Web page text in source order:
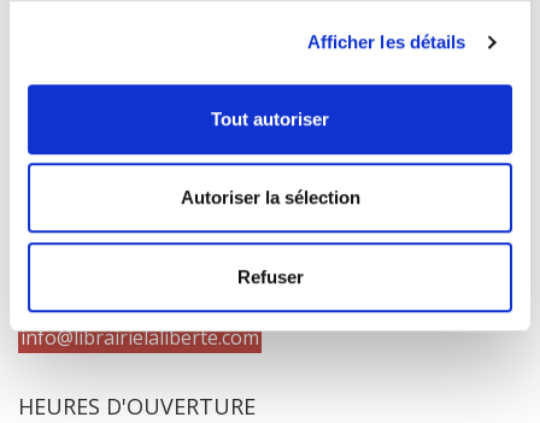
Afficher les détails
Tout autoriser
Autoriser la sélection
Refuser
COORDONNÉES
1073 route de l'Église, Québec, QC G1V 3W2
418 658-3640
info@librairielaliberte.com
HEURES D'OUVERTURE